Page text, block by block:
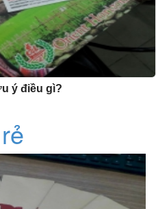
ý điều gì?